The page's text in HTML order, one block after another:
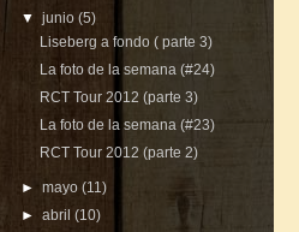
▼junio(5)
Liseberg a fondo ( parte 3)
La foto de la semana (#24)
RCT Tour 2012 (parte 3)
La foto de la semana (#23)
RCT Tour 2012 (parte 2)
►mayo(11)
►abril(10)